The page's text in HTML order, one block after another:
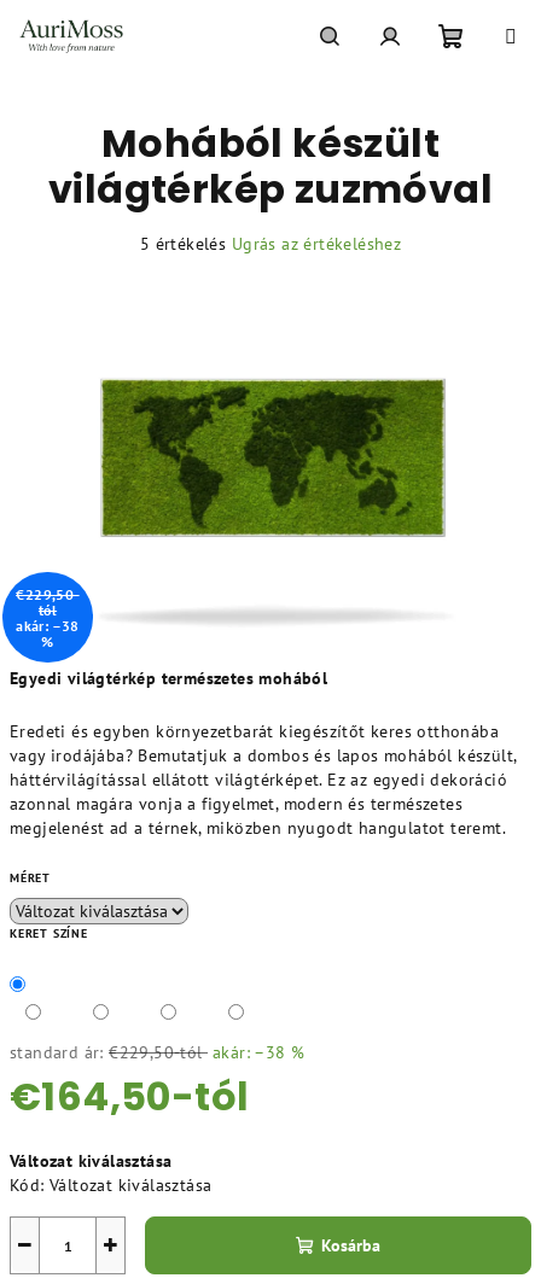
Egyedi világtérkép természetes mohából
Eredeti és egyben környezetbarát kiegészítőt keres otthonába
vagy irodájába? Bemutatjuk a dombos és lapos mohából készült,
háttérvilágítással ellátott világtérképet. Ez az egyedi dekoráció
azonnal magára vonja a figyelmet, modern és természetes
megjelenést ad a térnek, miközben nyugodt hangulatot teremt.
MÉRET
KERET SZÍNE
standard ár: €229,50-tól akár: –38 %
€164,50-tól
Változat kiválasztása
Kód: Változat kiválasztása
+
− Kosárba
Mohából készült
világtérkép zuzmóval
A
5,0
csillag.
5 értékelés Ugrás az értékeléshez
€229,50-
tól
akár: –38
%